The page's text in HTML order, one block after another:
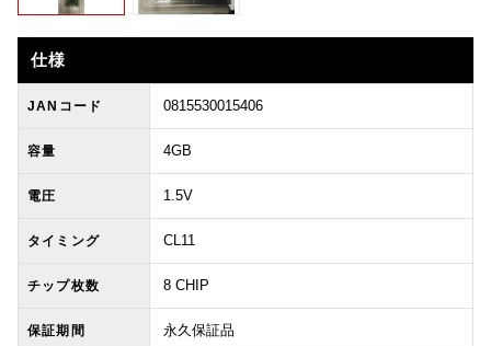
仕様
JANコード 0815530015406
容量 4GB
電圧 1.5V
タイミング CL11
チップ枚数 8 CHIP
保証期間 永久保証品